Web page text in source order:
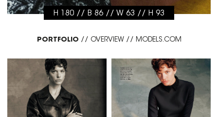
H 180 // B 86 // W 63 // H 93
PORTFOLIO // OVERVIEW// MODELS.COM